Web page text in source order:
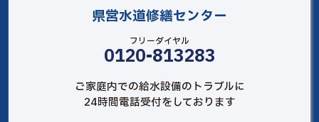
県営水道修繕センター
フリーダイヤル
0120-813283
ご家庭内での給水設備のトラブルに
24時間電話受付をしております